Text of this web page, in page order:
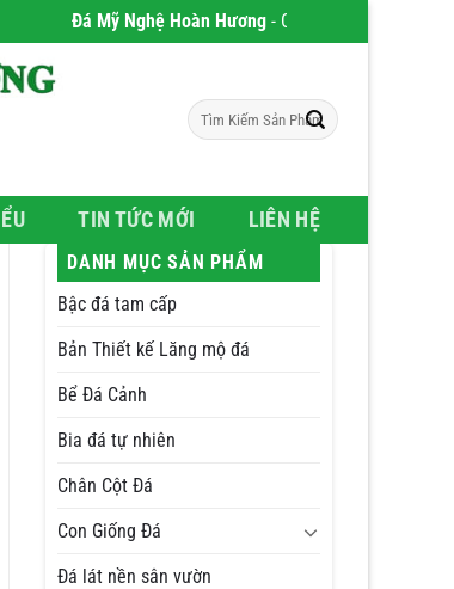
Đá Mỹ Nghệ Hoàn Hương- Chúng tôi chuyên phân
Tìm
kiếm:
TIN TỨC MỚI LIÊN HỆ
DANH MỤC SẢN PHẨM
Bậc đá tam cấp
Bản Thiết kế Lăng mộ đá
Bể Đá Cảnh
Bia đá tự nhiên
Chân Cột Đá
Con Giống Đá
Đá lát nền sân vườn